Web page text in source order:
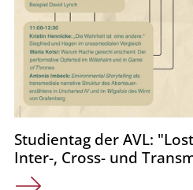
Studientag der AVL:
Inter-, Cross- und